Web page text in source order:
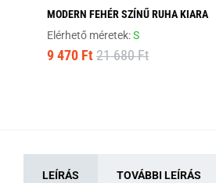
MODERN FEHÉR SZÍNŰ RUHA KIARA
Elérhető méretek:S
9 470 Ft 21 680 Ft
LEÍRÁS TOVÁBBI LEÍRÁS